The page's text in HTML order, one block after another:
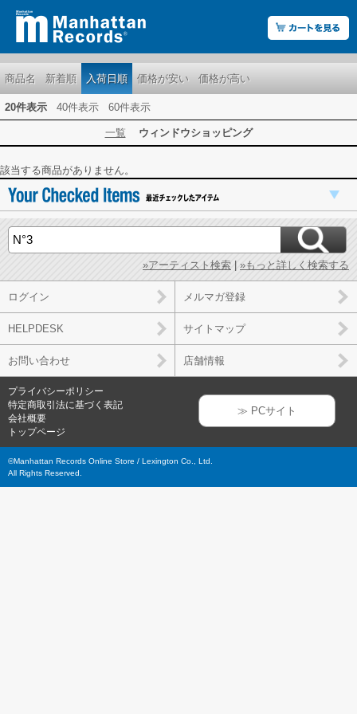
商品名 新着順 入荷日順 価格が安い 価格が高い
20件表示 40件表示 60件表示
一覧 ウィンドウショッピング
該当する商品がありません。
»アーティスト検索 | »もっと詳しく検索する
ログイン メルマガ登録
HELPDESK サイトマップ
お問い合わせ 店舗情報
プライバシーポリシー
特定商取引法に基づく表記
会社概要
トップページ
≫ PCサイト
©Manhattan Records Online Store / Lexington Co., Ltd.
All Rights Reserved.